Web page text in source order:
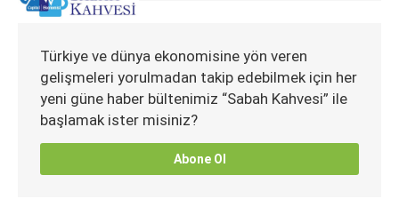
Türkiye ve dünya ekonomisine yön veren
gelişmeleri yorulmadan takip edebilmek için her
yeni güne haber bültenimiz “Sabah Kahvesi” ile
başlamak ister misiniz?
Abone Ol